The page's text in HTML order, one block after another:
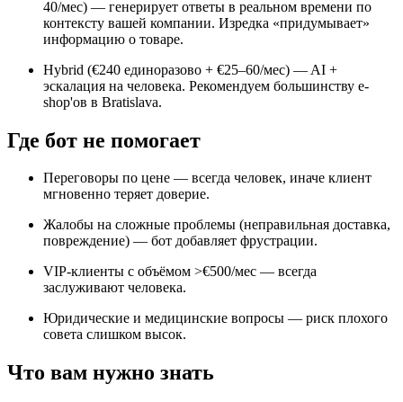
40/мес) — генерирует ответы в реальном времени по
контексту вашей компании. Изредка «придумывает»
информацию о товаре.
Hybrid (€240 единоразово + €25–60/мес) — AI +
эскалация на человека. Рекомендуем большинству e-
shop'ов в Bratislava.
Где бот не помогает
Переговоры по цене — всегда человек, иначе клиент
мгновенно теряет доверие.
Жалобы на сложные проблемы (неправильная доставка,
повреждение) — бот добавляет фрустрации.
VIP-клиенты с объёмом >€500/мес — всегда
заслуживают человека.
Юридические и медицинские вопросы — риск плохого
совета слишком высок.
Что вам нужно знать